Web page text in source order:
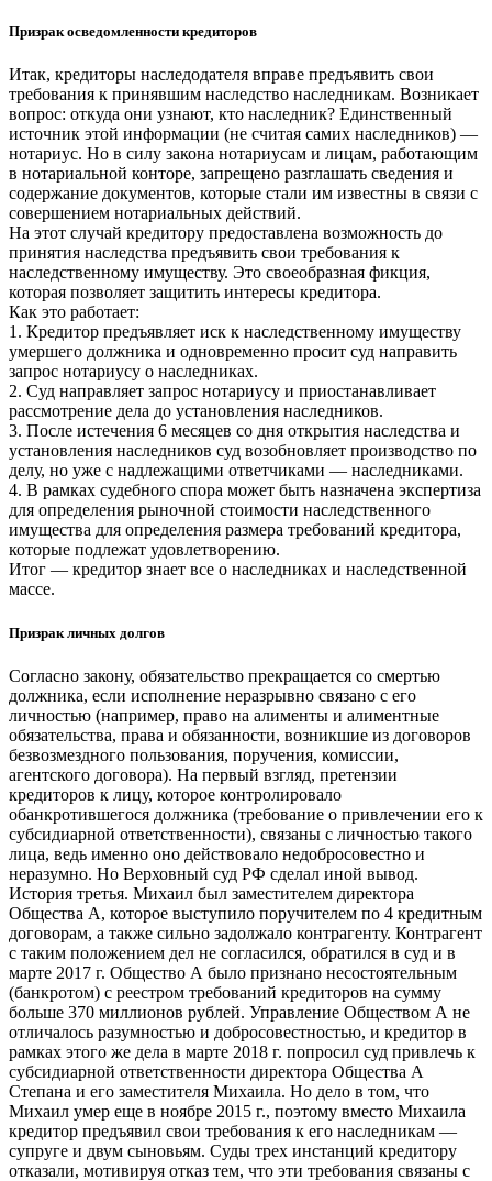
Призрак осведомленности кредиторов
Итак, кредиторы наследодателя вправе предъявить свои
требования к принявшим наследство наследникам. Возникает
вопрос: откуда они узнают, кто наследник? Единственный
источник этой информации (не считая самих наследников) —
нотариус. Но в силу закона нотариусам и лицам, работающим
в нотариальной конторе, запрещено разглашать сведения и
содержание документов, которые стали им известны в связи с
совершением нотариальных действий.
На этот случай кредитору предоставлена возможность до
принятия наследства предъявить свои требования к
наследственному имуществу. Это своеобразная фикция,
которая позволяет защитить интересы кредитора.
Как это работает:
1. Кредитор предъявляет иск к наследственному имуществу
умершего должника и одновременно просит суд направить
запрос нотариусу о наследниках.
2. Суд направляет запрос нотариусу и приостанавливает
рассмотрение дела до установления наследников.
3. После истечения 6 месяцев со дня открытия наследства и
установления наследников суд возобновляет производство по
делу, но уже с надлежащими ответчиками — наследниками.
4. В рамках судебного спора может быть назначена экспертиза
для определения рыночной стоимости наследственного
имущества для определения размера требований кредитора,
которые подлежат удовлетворению.
Итог — кредитор знает все о наследниках и наследственной
массе.
Призрак личных долгов
Согласно закону, обязательство прекращается со смертью
должника, если исполнение неразрывно связано с его
личностью (например, право на алименты и алиментные
обязательства, права и обязанности, возникшие из договоров
безвозмездного пользования, поручения, комиссии,
агентского договора). На первый взгляд, претензии
кредиторов к лицу, которое контролировало
обанкротившегося должника (требование о привлечении его к
субсидиарной ответственности), связаны с личностью такого
лица, ведь именно оно действовало недобросовестно и
неразумно. Но Верховный суд РФ сделал иной вывод.
История третья. Михаил был заместителем директора
Общества А, которое выступило поручителем по 4 кредитным
договорам, а также сильно задолжало контрагенту. Контрагент
с таким положением дел не согласился, обратился в суд и в
марте 2017 г. Общество А было признано несостоятельным
(банкротом) с реестром требований кредиторов на сумму
больше 370 миллионов рублей. Управление Обществом А не
отличалось разумностью и добросовестностью, и кредитор в
рамках этого же дела в марте 2018 г. попросил суд привлечь к
субсидиарной ответственности директора Общества А
Степана и его заместителя Михаила. Но дело в том, что
Михаил умер еще в ноябре 2015 г., поэтому вместо Михаила
кредитор предъявил свои требования к его наследникам —
супруге и двум сыновьям. Суды трех инстанций кредитору
отказали, мотивируя отказ тем, что эти требования связаны с